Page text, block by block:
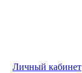
Личный кабинет